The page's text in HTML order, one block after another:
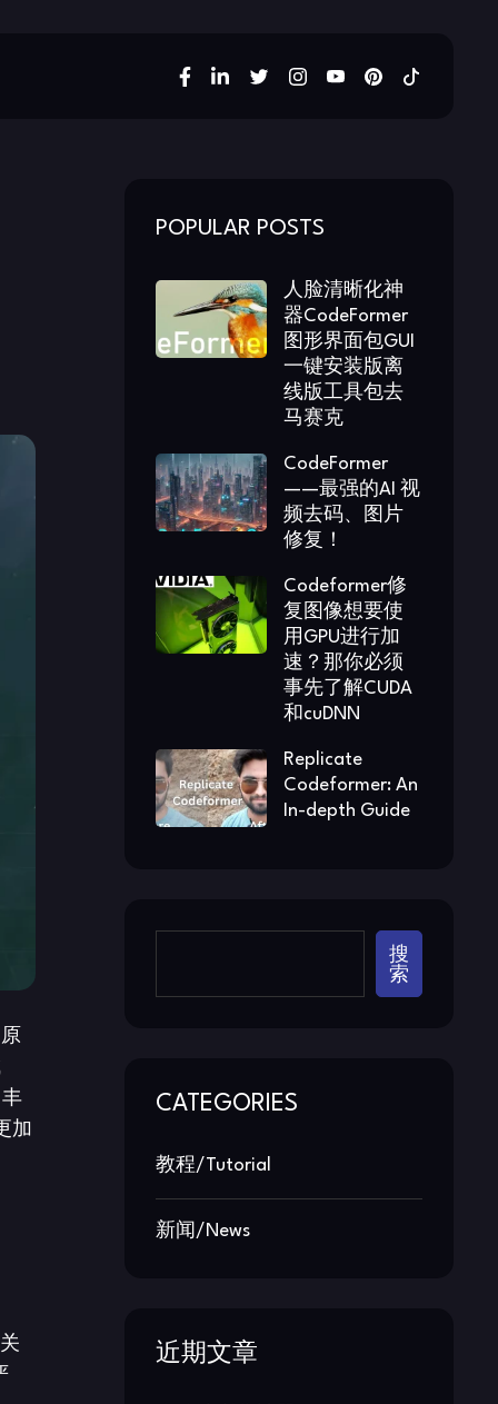
加
POPULAR POSTS
人脸清晰化神
器CodeFormer
图形界面包GUI
一键安装版离
线版工具包去
马赛克
CodeFormer
——最强的AI 视
频去码、图片
修复！
Codeformer修
复图像想要使
用GPU进行加
速？那你必须
事先了解CUDA
和cuDNN
Replicate
Codeformer: An
In-depth Guide
搜
索
CATEGORIES
教程/Tutorial
新闻/News
近期文章